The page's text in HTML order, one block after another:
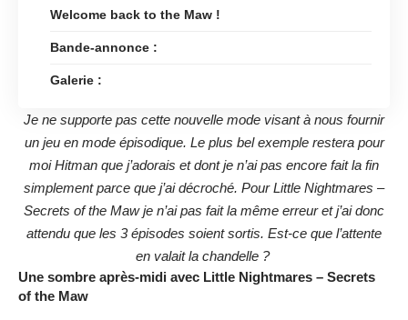
Welcome back to the Maw !
Bande-annonce :
Galerie :
Je ne supporte pas cette nouvelle mode visant à nous fournir
un jeu en mode épisodique. Le plus bel exemple restera pour
moi Hitman que j’adorais et dont je n’ai pas encore fait la fin
simplement parce que j’ai décroché. Pour Little Nightmares –
Secrets of the Maw je n’ai pas fait la même erreur et j’ai donc
attendu que les 3 épisodes soient sortis. Est-ce que l’attente
en valait la chandelle ?
Une sombre après-midi avec Little Nightmares – Secrets
of the Maw